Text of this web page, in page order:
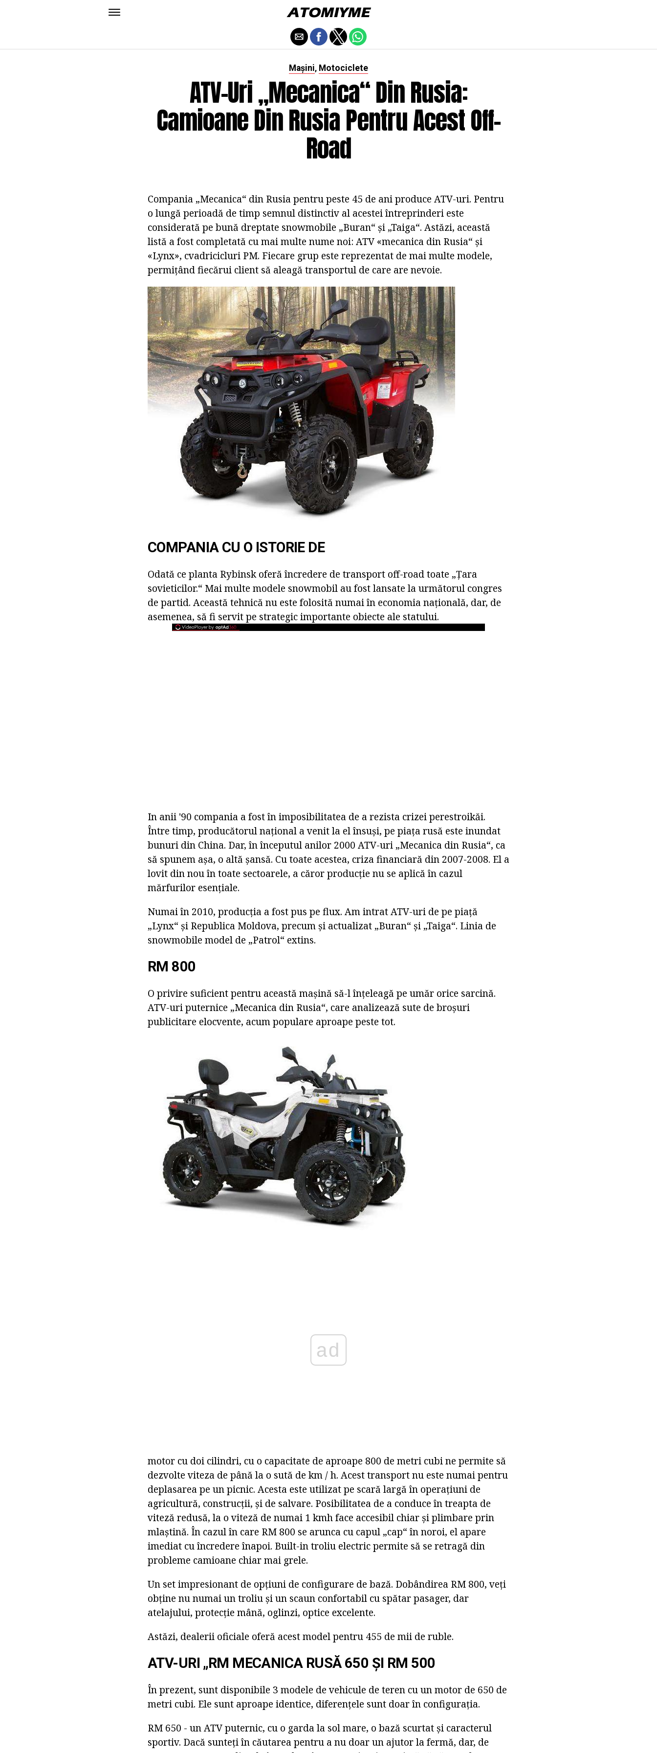
Mașini, Motociclete
ATV-Uri „Mecanica“ Din Rusia:
Camioane Din Rusia Pentru Acest Off-
Road
Compania „Mecanica“ din Rusia pentru peste 45 de ani produce ATV-uri. Pentru
o lungă perioadă de timp semnul distinctiv al acestei întreprinderi este
considerată pe bună dreptate snowmobile „Buran“ și „Taiga“. Astăzi, această
listă a fost completată cu mai multe nume noi: ATV «mecanica din Rusia“ și
«Lynx», cvadricicluri PM. Fiecare grup este reprezentat de mai multe modele,
permițând fiecărui client să aleagă transportul de care are nevoie.
COMPANIA CU O ISTORIE DE
Odată ce planta Rybinsk oferă încredere de transport off-road toate „Țara
sovieticilor.“ Mai multe modele snowmobil au fost lansate la următorul congres
de partid. Această tehnică nu este folosită numai în economia națională, dar, de
asemenea, să fi servit pe strategic importante obiecte ale statului.
In anii '90 compania a fost în imposibilitatea de a rezista crizei perestroikăi.
Între timp, producătorul național a venit la el însuși, pe piața rusă este inundat
bunuri din China. Dar, în începutul anilor 2000 ATV-uri „Mecanica din Rusia“, ca
să spunem așa, o altă șansă. Cu toate acestea, criza financiară din 2007-2008. El a
lovit din nou în toate sectoarele, a căror producție nu se aplică în cazul
mărfurilor esențiale.
Numai în 2010, producția a fost pus pe flux. Am intrat ATV-uri de pe piață
„Lynx“ și Republica Moldova, precum și actualizat „Buran“ și „Taiga“. Linia de
snowmobile model de „Patrol“ extins.
RM 800
O privire suficient pentru această mașină să-l înțeleagă pe umăr orice sarcină.
ATV-uri puternice „Mecanica din Rusia“, care analizează sute de broșuri
publicitare elocvente, acum populare aproape peste tot.
ad
motor cu doi cilindri, cu o capacitate de aproape 800 de metri cubi ne permite să
dezvolte viteza de până la o sută de km / h. Acest transport nu este numai pentru
deplasarea pe un picnic. Acesta este utilizat pe scară largă în operațiuni de
agricultură, construcții, și de salvare. Posibilitatea de a conduce în treapta de
viteză redusă, la o viteză de numai 1 kmh face accesibil chiar și plimbare prin
mlaștină. În cazul în care RM 800 se arunca cu capul „cap“ în noroi, el apare
imediat cu încredere înapoi. Built-in troliu electric permite să se retragă din
probleme camioane chiar mai grele.
Un set impresionant de opțiuni de configurare de bază. Dobândirea RM 800, veți
obține nu numai un troliu și un scaun confortabil cu spătar pasager, dar
atelajului, protecție mână, oglinzi, optice excelente.
Astăzi, dealerii oficiale oferă acest model pentru 455 de mii de ruble.
ATV-URI „RM MECANICA RUSĂ 650 ȘI RM 500
În prezent, sunt disponibile 3 modele de vehicule de teren cu un motor de 650 de
metri cubi. Ele sunt aproape identice, diferențele sunt doar în configurația.
RM 650 - un ATV puternic, cu o garda la sol mare, o bază scurtat și caracterul
sportiv. Dacă sunteți în căutarea pentru a nu doar un ajutor la fermă, dar, de